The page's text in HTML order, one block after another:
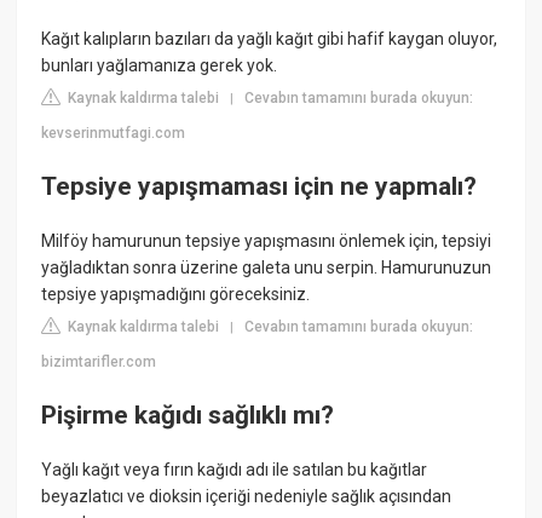
Kağıt kalıpların bazıları da yağlı kağıt gibi hafif kaygan oluyor,
bunları yağlamanıza gerek yok.
Kaynak kaldırma talebi |Cevabın tamamını burada okuyun:
kevserinmutfagi.com
Tepsiye yapışmaması için ne yapmalı?
Milföy hamurunun tepsiye yapışmasını önlemek için, tepsiyi
yağladıktan sonra üzerine galeta unu serpin. Hamurunuzun
tepsiye yapışmadığını göreceksiniz.
Kaynak kaldırma talebi |Cevabın tamamını burada okuyun:
bizimtarifler.com
Pişirme kağıdı sağlıklı mı?
Yağlı kağıt veya fırın kağıdı adı ile satılan bu kağıtlar
beyazlatıcı ve dioksin içeriği nedeniyle sağlık açısından